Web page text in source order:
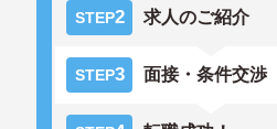
STEP2 求人のご紹介
STEP3 面接・条件交渉